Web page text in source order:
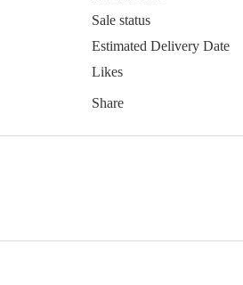
Sale status
Estimated Delivery Date
Likes
Share